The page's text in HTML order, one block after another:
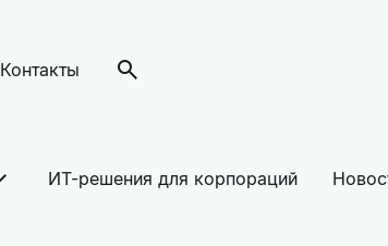
Контакты
ИТ-решения для корпораций